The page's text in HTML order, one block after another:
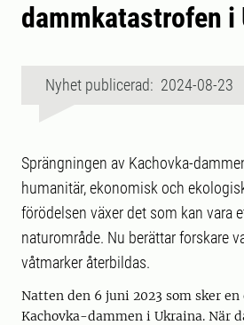
dammkatastrofen i
Nyhet publicerad: 2024-08-23
Sprängningen av Kachovka-
humanitär, ekonomisk och
förödelsen växer det som kan vara
naturområde. Nu berättar forskare
våtmarker återbildas.
Natten den 6 juni 2023 som sker
Kachovka-dammen i Ukraina. När